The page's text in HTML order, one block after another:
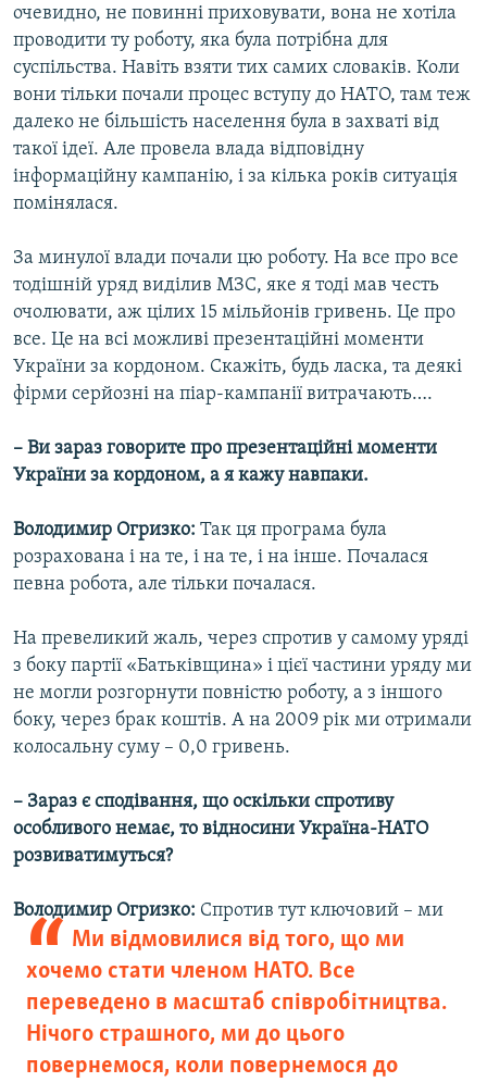
очевидно, не повинні приховувати, вона не хотіла
проводити ту роботу, яка була потрібна для
суспільства. Навіть взяти тих самих словаків. Коли
вони тільки почали процес вступу до НАТО, там теж
далеко не більшість населення була в захваті від
такої ідеї. Але провела влада відповідну
інформаційну кампанію, і за кілька років ситуація
помінялася.
За минулої влади почали цю роботу. На все про все
тодішній уряд виділив МЗС, яке я тоді мав честь
очолювати, аж цілих 15 мільйонів гривень. Це про
все. Це на всі можливі презентаційні моменти
України за кордоном. Скажіть, будь ласка, та деякі
фірми серйозні на піар-кампанії витрачають….
– Ви зараз говорите про презентаційні моменти
України за кордоном, а я кажу навпаки.
Володимир Огризко: Так ця програма була
розрахована і на те, і на те, і на інше. Почалася
певна робота, але тільки почалася.
На превеликий жаль, через спротив у самому уряді
з боку партії «Батьківщина» і цієї частини уряду ми
не могли розгорнути повністю роботу, а з іншого
боку, через брак коштів. А на 2009 рік ми отримали
колосальну суму – 0,0 гривень.
– Зараз є сподівання, що оскільки спротиву
особливого немає, то відносини Україна-НАТО
розвиватимуться?
Володимир Огризко:
Ми відмовилися від того, що ми
хочемо стати членом НАТО. Все
переведено в масштаб співробітництва.
Нічого страшного, ми до цього
повернемося, коли повернемося до
Спротив тут ключовий – ми